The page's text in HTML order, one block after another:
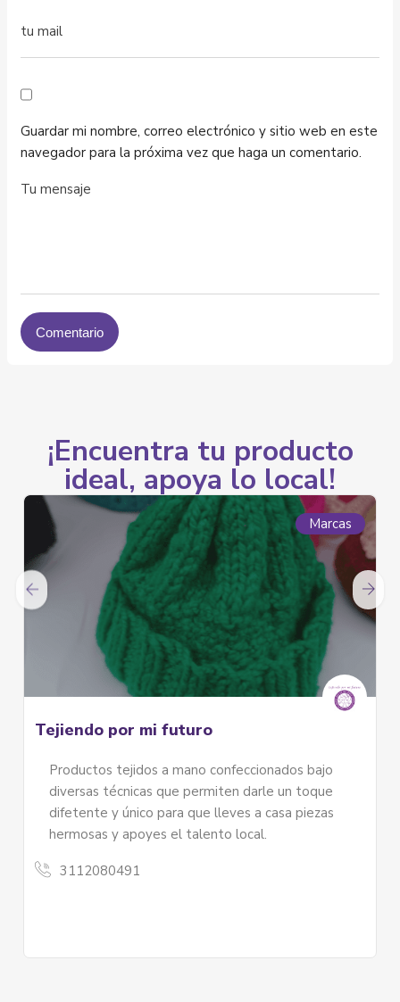
Guardar mi nombre, correo electrónico y sitio web en este
navegador para la próxima vez que haga un comentario.
¡Encuentra tu producto
ideal, apoya lo local!
Marcas
bajo
darle un toque
a casa piezas
local.
Medios de
Los Mártires
Revista La Calle
La Revista La Calle, es un
programa Comunicación